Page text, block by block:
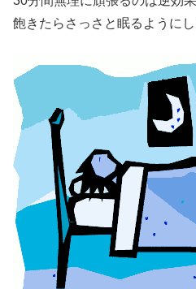
飽きたらさっさと眠るように